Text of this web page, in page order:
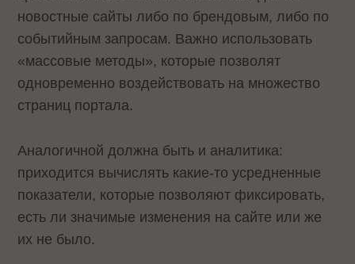
новостные сайты либо по брендовым, либо по
событийным запросам. Важно использовать
«массовые методы», которые позволят
одновременно воздействовать на множество
страниц портала.
Аналогичной должна быть и аналитика:
приходится вычислять какие-то усредненные
показатели, которые позволяют фиксировать,
есть ли значимые изменения на сайте или же
их не было.